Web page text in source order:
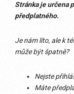
Stránka je určena
předplatného.
Je nám líto, ale k
může být špatně?
Nejste
Máte